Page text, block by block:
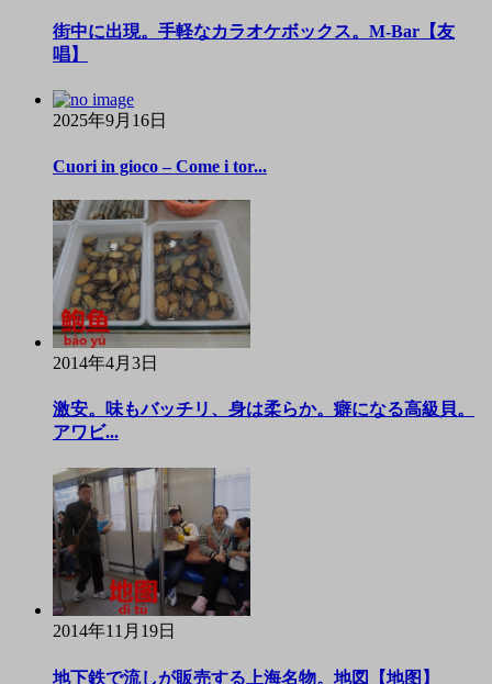
街中に出現。手軽なカラオケボックス。M-Bar【友
唱】
2025年9月16日
Cuori in gioco – Come i tor...
2014年4月3日
激安。味もバッチリ、身は柔らか。癖になる高級貝。
アワビ...
2014年11月19日
地下鉄で流しが販売する上海名物。地図【地图】